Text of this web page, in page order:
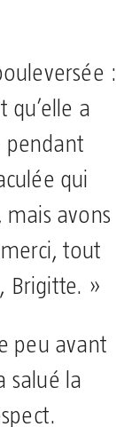
:
qu’elle a
pendant
qui
mais avons
tout
Brigitte. »
peu avant
salué la